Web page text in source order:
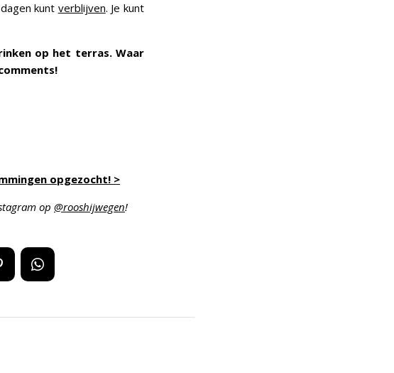
kunt verblijven. Je kunt
op het terras. Waar
opgezocht! >
op @rooshijwegen!